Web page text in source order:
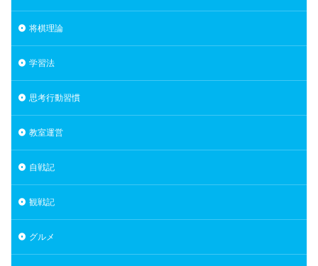
将棋理論
学習法
思考行動習慣
教室運営
自戦記
観戦記
グルメ